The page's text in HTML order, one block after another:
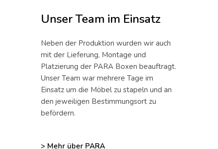
Unser Team im Einsatz
Neben der Produktion wurden wir auch
mit der Lieferung, Montage und
Platzierung der PARA Boxen beauftragt.
Unser Team war mehrere Tage im
Einsatz um die Möbel zu stapeln und an
den jeweiligen Bestimmungsort zu
befördern.
> Mehr über PARA